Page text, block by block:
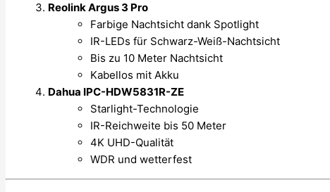
Reolink Argus 3 Pro
Farbige Nachtsicht dank Spotlight
IR-LEDs für Schwarz-Weiß-Nachtsicht
Bis zu 10 Meter Nachtsicht
Kabellos mit Akku
Dahua IPC-HDW5831R-ZE
Starlight-Technologie
IR-Reichweite bis 50 Meter
4K UHD-Qualität
WDR und wetterfest